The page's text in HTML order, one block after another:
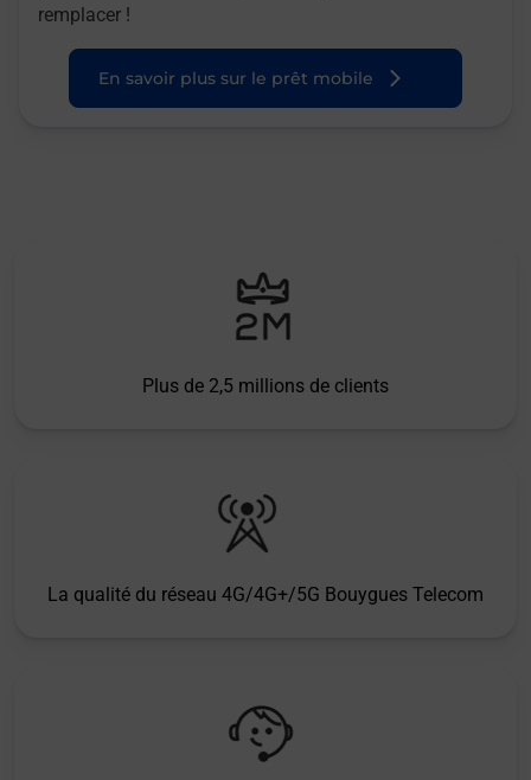
remplacer !
En savoir plus sur le prêt mobile
Plus de 2,5 millions de clients
La qualité du réseau 4G/4G+/5G Bouygues Telecom